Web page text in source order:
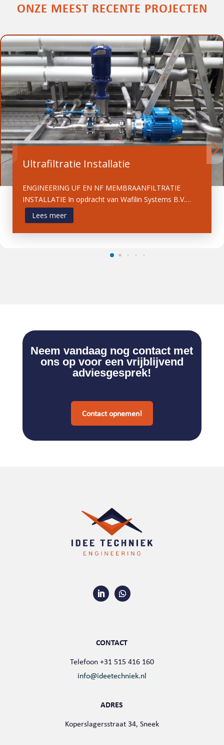
ONZE MEEST RECENTE PROJECTEN
Ultrafiltratie Installatie
ENGINEERING UF EN NF MEMBRAANFILTRATIE
INSTALLATIE In opdracht van Wafilin Systems B.V.…
Lees meer
Neem vandaag nog contact met
ons op voor een vrijblijvend
adviesgesprek!
Contact opnemen!
CONTACT
Telefoon +31 515 416 160
info@ideetechniek.nl
ADRES
Koperslagersstraat 34, Sneek